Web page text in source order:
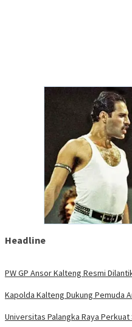
Headline
PW GP Ansor Kalteng Resmi
Kapolda Kalteng Dukung Pemuda
Universitas Palangka Raya